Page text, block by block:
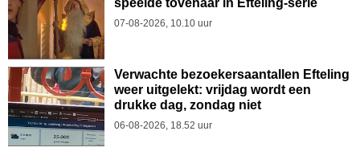
speelde tovenaar in Efteling-serie
07-08-2026, 10.10 uur
Verwachte bezoekersaantallen Efteling
weer uitgelekt: vrijdag wordt een
drukke dag, zondag niet
06-08-2026, 18.52 uur